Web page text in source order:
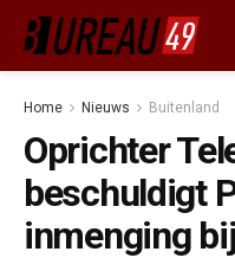
Home Nieuws Buitenland
Oprichter
beschuldigt
inmenging